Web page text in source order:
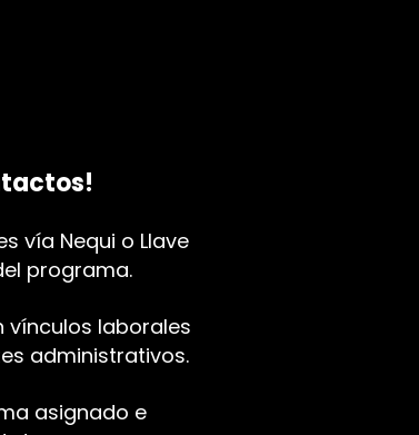
vía Nequi o Llave
programa.
vínculos laborales
administrativos.
asignado e